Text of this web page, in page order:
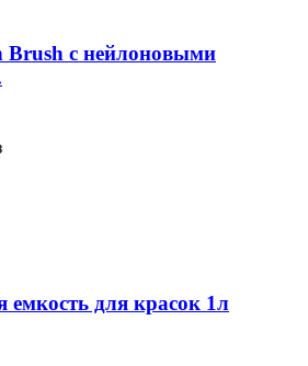
Brush с нейлоновыми
емкость для красок 1л